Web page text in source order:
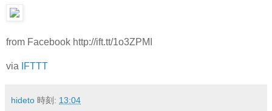
from Facebook http://ift.tt/1o3ZPMI
via IFTTT
hideto 時刻: 13:04